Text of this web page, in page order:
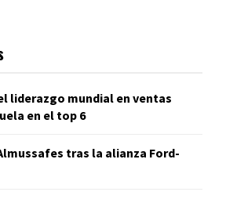
liderazgo mundial en ventas
en el top 6
tras la alianza Ford-